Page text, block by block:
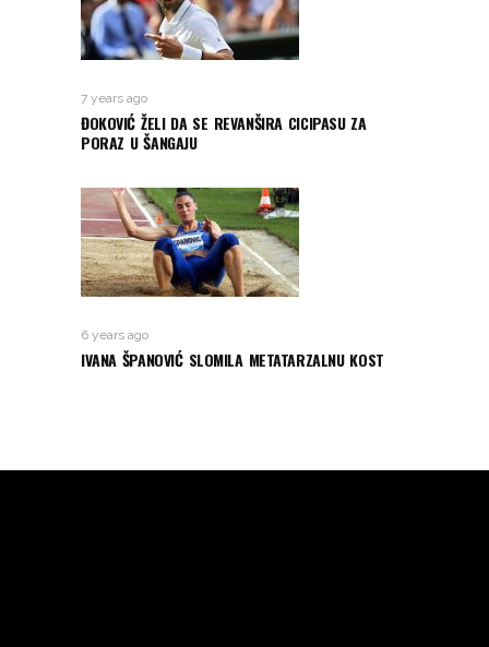
7 years ago
ĐOKOVIĆ ŽELI DA SE REVANŠIRA CICIPASU ZA
PORAZ U ŠANGAJU
6 years ago
IVANA ŠPANOVIĆ SLOMILA METATARZALNU KOST